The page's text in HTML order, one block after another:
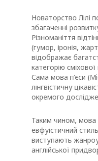
Новаторство Лілі
збагаченні
Різноманіття
(гумор, іронія,
відображає
категорію
Сама мова п’єси
лінгвістичну
окремого
Таким чином, мова
евфуістичний
виступають
англійської